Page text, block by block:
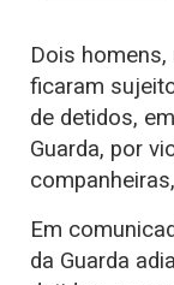
Dois
ficaram
de detidos,
Guarda, por
Em
da Guarda